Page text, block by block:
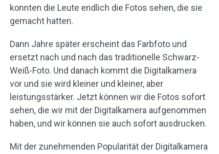
konnten die Leute endlich die Fotos sehen, die sie
gemacht hatten.
Dann Jahre später erscheint das Farbfoto und
ersetzt nach und nach das traditionelle Schwarz-
Weiß-Foto. Und danach kommt die Digitalkamera
vor und sie wird kleiner und kleiner, aber
leistungsstärker. Jetzt können wir die Fotos sofort
sehen, die wir mit der Digitalkamera aufgenommen
haben, und wir können sie auch sofort ausdrucken.
Mit der zunehmenden Popularität der Digitalkamera